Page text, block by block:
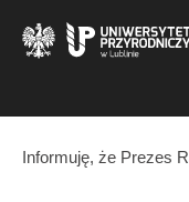
Informuję, że Prezes